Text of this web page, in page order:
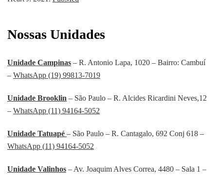
Nossas Unidades
Unidade Campinas – R. Antonio Lapa, 1020 – Bairro: Cambuí
– WhatsApp (19) 99813-7019
Unidade Brooklin – São Paulo – R. Alcides Ricardini Neves,12
– WhatsApp (11) 94164-5052
Unidade Tatuapé – São Paulo – R. Cantagalo, 692 Conj 618 –
WhatsApp (11) 94164-5052
Unidade Valinhos – Av. Joaquim Alves Correa, 4480 – Sala 1 –